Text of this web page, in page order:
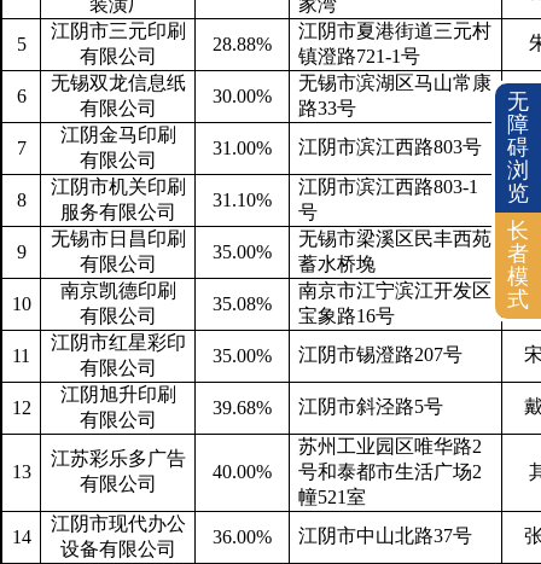
装潢厂
家湾
5
江阴市三元印刷
有限公司
28.88%
江阴市夏港街道三元村
镇澄路721-1号
6
无锡双龙信息纸
有限公司
30.00%
无锡市滨湖区马山常康
路33号
7
江阴金马印刷
有限公司
31.00% 江阴市滨江西路803号
8
江阴市机关印刷
服务有限公司
31.10%
江阴市滨江西路803-1
号
9
无锡市日昌印刷
有限公司
35.00%
无锡市梁溪区民丰西苑
蓄水桥堍
10
南京凯德印刷
有限公司
35.08%
南京市江宁滨江开发区
宝象路16号
11
江阴市红星彩印
有限公司
35.00% 江阴市锡澄路207号
12
江阴旭升印刷
有限公司
39.68% 江阴市斜泾路5号
13
江苏彩乐多广告
有限公司
40.00%
苏州工业园区唯华路2
号和泰都市生活广场2
幢521室
14
江阴市现代办公
设备有限公司
36.00% 江阴市中山北路37号
无
障
碍
浏
览
长
者
模
式